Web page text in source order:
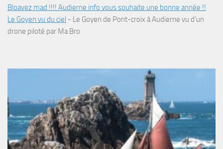
Bloavez mad !!!! Audierne info vous souhaite une bonne année !!
Le Goyen vu du ciel - Le Goyen de Pont-croix à Audierne vu d’un
drone piloté par Ma Bro